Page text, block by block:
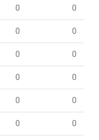
0 0
0 0
0 0
0 0
0 0
0 0